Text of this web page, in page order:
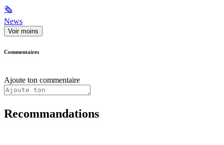
🗞
News
Voir moins
Commentaires
Ajoute ton commentaire
Recommandations